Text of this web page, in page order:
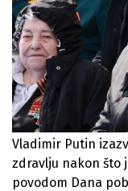
Vladimir Putin
zdravlju nakon što
povodom Dana